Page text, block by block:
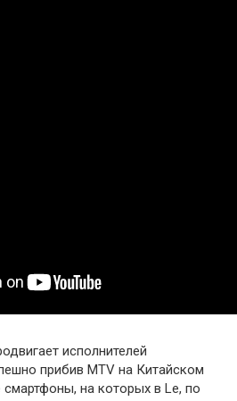
исполнителей
прибив MTV на Китайском
на которых в Le, по